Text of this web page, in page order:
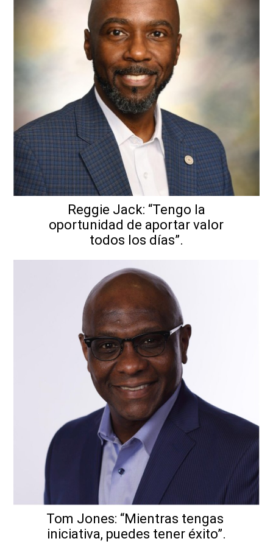
Reggie Jack: “Tengo la
oportunidad de aportar valor
todos los días”.
Tom Jones: “Mientras tengas
iniciativa, puedes tener éxito”.